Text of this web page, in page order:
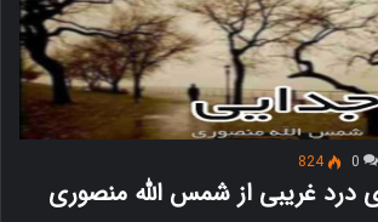
0
824
درد غریبی از شمس الله منصوری